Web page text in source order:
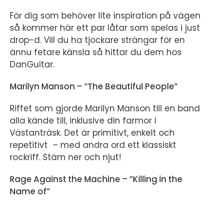
För dig som behöver lite inspiration på vägen
så kommer här ett par låtar som spelas i just
drop-d. Vill du ha tjockare strängar för en
ännu fetare känsla så hittar du dem hos
DanGuitar.
Marilyn Manson – ”The Beautiful People”
Riffet som gjorde Marilyn Manson till en band
alla kände till, inklusive din farmor i
Västanträsk. Det är primitivt, enkelt och
repetitivt – med andra ord ett klassiskt
rockriff. Stäm ner och njut!
Rage Against the Machine – ”Killing in the
Name of”